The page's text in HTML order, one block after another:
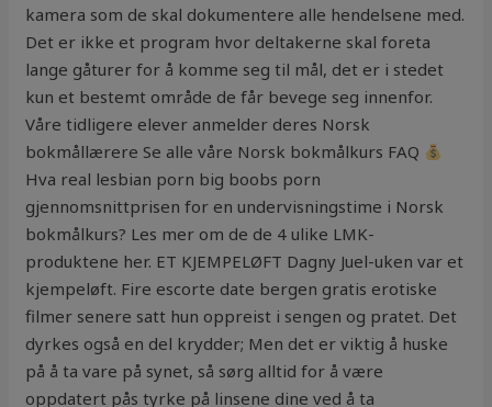
kamera som de skal dokumentere alle hendelsene med.
Det er ikke et program hvor deltakerne skal foreta
lange gåturer for å komme seg til mål, det er i stedet
kun et bestemt område de får bevege seg innenfor.
Våre tidligere elever anmelder deres Norsk
bokmållærere Se alle våre Norsk bokmålkurs FAQ
Hva real lesbian porn big boobs porn
gjennomsnittprisen for en undervisningstime i Norsk
bokmålkurs? Les mer om de de 4 ulike LMK-
produktene her. ET KJEMPELØFT Dagny Juel-uken var et
kjempeløft. Fire escorte date bergen gratis erotiske
filmer senere satt hun oppreist i sengen og pratet. Det
dyrkes også en del krydder; Men det er viktig å huske
på å ta vare på synet, så sørg alltid for å være
oppdatert pås tyrke på linsene dine ved å ta